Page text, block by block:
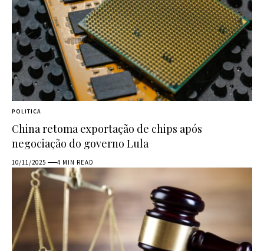
POLITICA
China retoma exportação de chips após
negociação do governo Lula
10/11/2025 4 MIN READ